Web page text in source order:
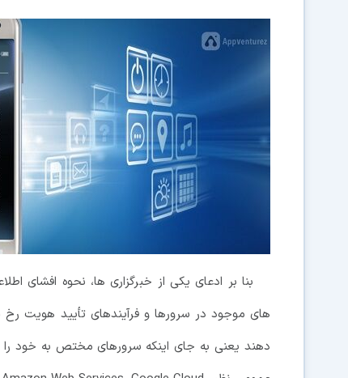
بنا بر ادعای یکی از خبرگزاری ها، نحوه
های موجود در سرورها و فرآیندهای تأیید هویت
دهند یعنی به جای اینکه سرورهای مختص به خود را